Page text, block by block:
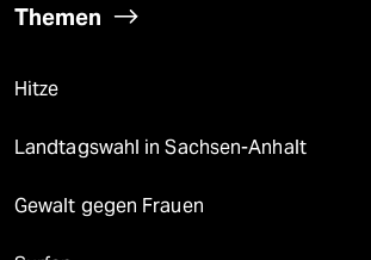
Themen
Hitze
Landtagswahl in Sachsen-Anhalt
Gewalt gegen Frauen